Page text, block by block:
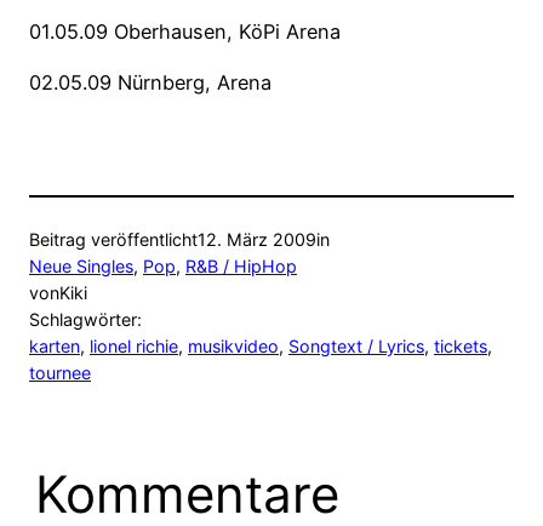
01.05.09 Oberhausen, KöPi Arena
02.05.09 Nürnberg, Arena
Beitrag veröffentlicht12. März 2009in
Neue Singles, Pop, R&B / HipHop
vonKiki
Schlagwörter:
karten, lionel richie, musikvideo, Songtext / Lyrics, tickets
tournee
Kommentare